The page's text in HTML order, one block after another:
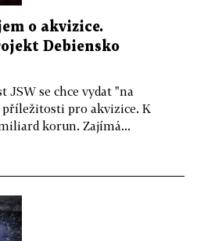
o akvizice.
Debiensko
JSW se chce vydat "na
příležitosti pro akvizice. K
korun. Zajímá...